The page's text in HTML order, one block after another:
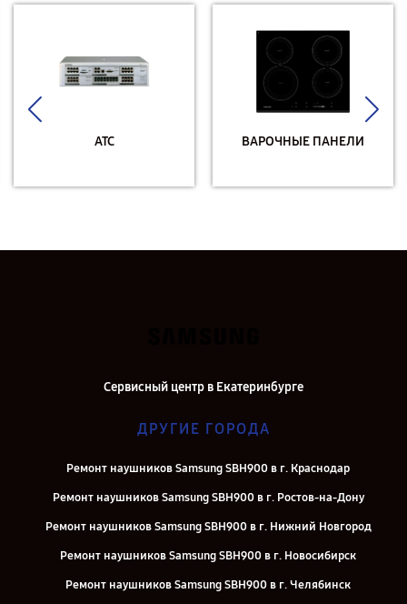
АТС ВАРОЧНЫЕ ПАНЕЛИ
Сервисный центр в Екатеринбурге
ДРУГИЕ ГОРОДА
Ремонт наушников Samsung SBH900 в г. Краснодар
Ремонт наушников Samsung SBH900 в г. Ростов-на-Дону
Ремонт наушников Samsung SBH900 в г. Нижний Новгород
Ремонт наушников Samsung SBH900 в г. Новосибирск
Ремонт наушников Samsung SBH900 в г. Челябинск